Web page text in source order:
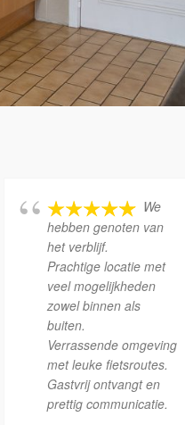
We
hebben genoten van
het verblijf.
Prachtige locatie met
veel mogelijkheden
zowel binnen als
buiten.
Verrassende omgeving
met leuke fietsroutes.
Gastvrij ontvangt en
prettig communicatie.